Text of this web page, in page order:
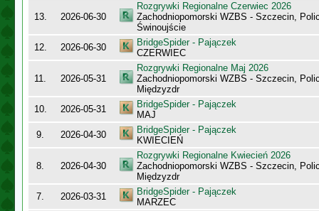
13. 2026-06-30
Rozgrywki Regionalne Czerwiec 2026
Zachodniopomorski WZBS - Szczecin,
Świnoujście
12.
2026-06-30
BridgeSpider - Pajączek
CZERWIEC
11. 2026-05-31
Rozgrywki Regionalne Maj 2026
Zachodniopomorski WZBS - Szczecin,
Międzyzdr
10.
2026-05-31
BridgeSpider - Pajączek
MAJ
9.
2026-04-30
BridgeSpider - Pajączek
KWIECIEŃ
8. 2026-04-30
Rozgrywki Regionalne Kwiecień 2026
Zachodniopomorski WZBS - Szczecin,
Międzyzdr
7.
2026-03-31
BridgeSpider - Pajączek
MARZEC